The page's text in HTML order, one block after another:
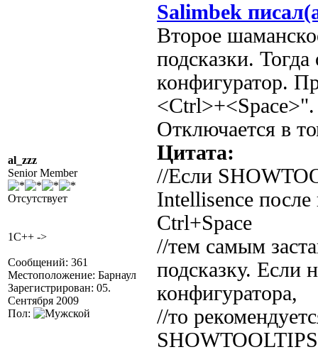
al_zzz
Senior Member
Отсутствует
1C++ ->
Сообщений: 361
Местоположение: Барнаул
Зарегистрирован: 05.
Сентября 2009
Пол:
Salimbek
Второе
подсказки.
конфигуратор.
<Ctrl>+<Space>".
Отключается в
Цитата:
//Если
Intellisence после
Ctrl+Space
//тем самым
подсказку. Если
конфигуратора,
//то